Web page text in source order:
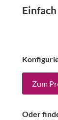
Zum
Oder